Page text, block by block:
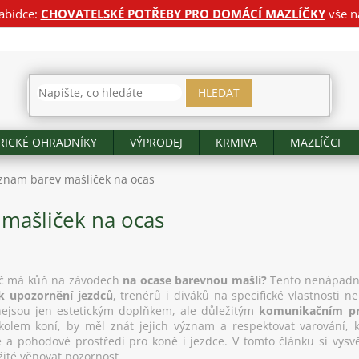
CHOVATELSKÉ POTŘEBY PRO DOMÁCÍ MAZLÍČKYvše
HLEDAT
OHRADNÍKY VÝPRODEJ KRMIVA MAZLÍČCI
barev mašliček na ocas
na ocas
má kůň na závodech na ocase barevnou mašli?Tento
upozornění jezdců, trenérů i diváků na specifické vlastnosti
jen estetickým doplňkem, ale důležitým komunikačním
koní, by měl znát jejich význam a respektovat varování,
a pohodové prostředí pro koně i jezdce. V tomto článku si